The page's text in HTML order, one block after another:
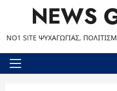
NEWS
ΝΟ1 SITE ΨΥΧΑΓΩΓΊΑΣ,
Primary